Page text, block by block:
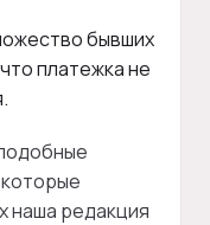
бывших
платежка не
наша редакция